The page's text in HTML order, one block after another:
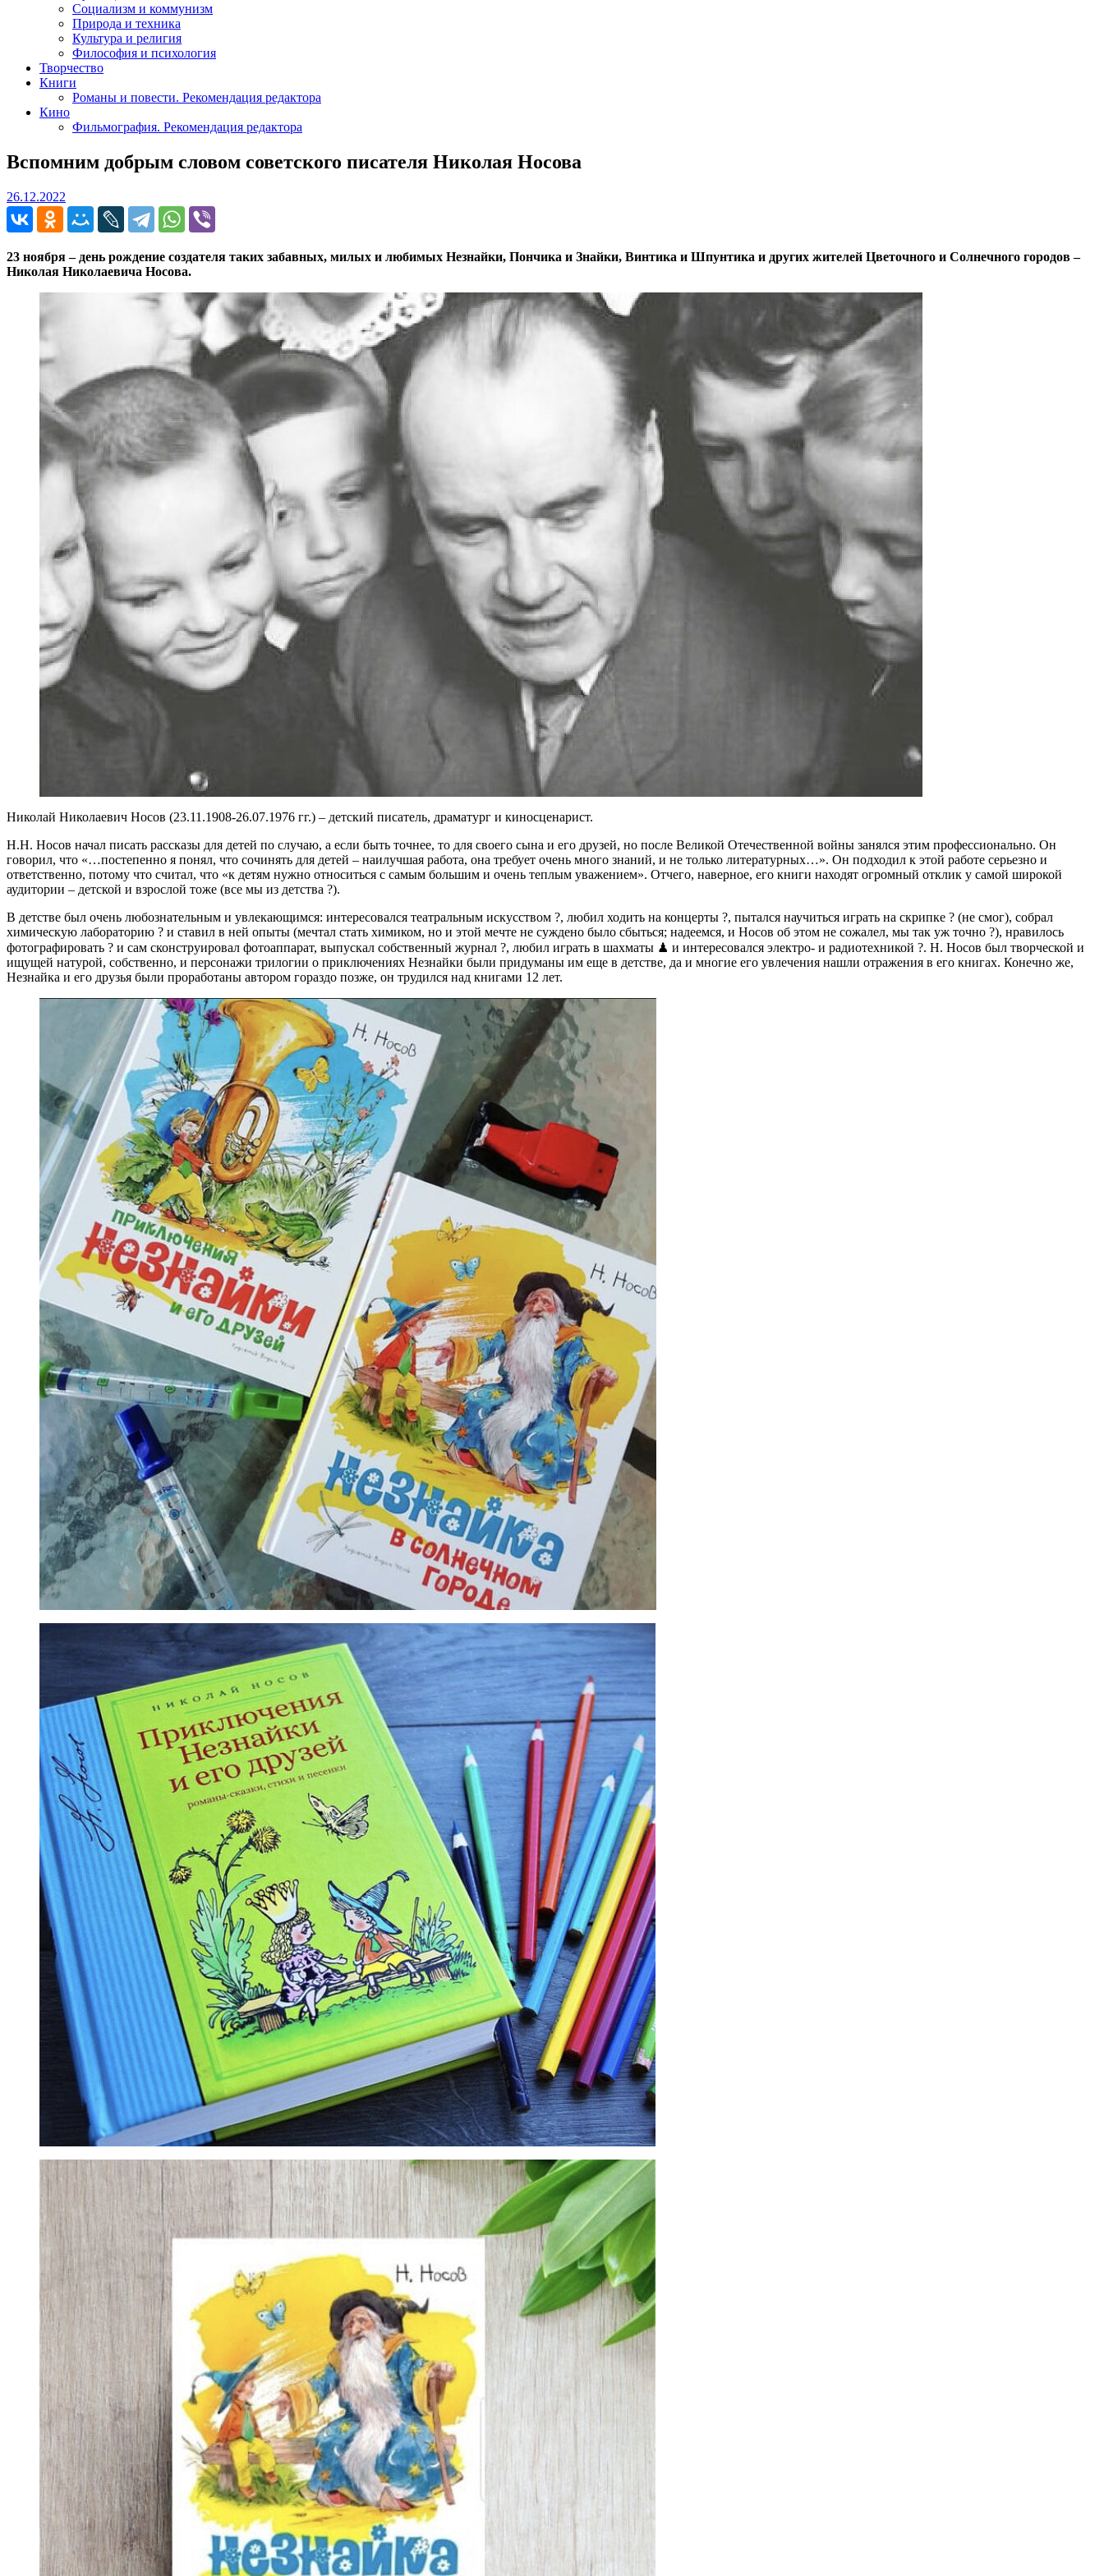
Социализм и коммунизм
Природа и техника
Культура и религия
Философия и психология
Творчество
Книги
Романы и повести. Рекомендация редактора
Кино
Фильмография. Рекомендация редактора
Вспомним добрым словом советского писателя Николая Носова
26.12.2022
23 ноября – день рождение создателя таких забавных, милых и любимых Незнайки, Пончика и Знайки, Винтика и Шпунтика и других жителей Цветочного и Солнечного городов –
Николая Николаевича Носова.
Николай Николаевич Носов (23.11.1908-26.07.1976 гг.) – детский писатель, драматург и киносценарист.
Н.Н. Носов начал писать рассказы для детей по случаю, а если быть точнее, то для своего сына и его друзей, но после Великой Отечественной войны занялся этим профессионально. Он
говорил, что «…постепенно я понял, что сочинять для детей – наилучшая работа, она требует очень много знаний, и не только литературных…». Он подходил к этой работе серьезно и
ответственно, потому что считал, что «к детям нужно относиться с самым большим и очень теплым уважением». Отчего, наверное, его книги находят огромный отклик у самой широкой
аудитории – детской и взрослой тоже (все мы из детства ?).
В детстве был очень любознательным и увлекающимся: интересовался театральным искусством ?, любил ходить на концерты ?, пытался научиться играть на скрипке ? (не смог), собрал
химическую лабораторию ? и ставил в ней опыты (мечтал стать химиком, но и этой мечте не суждено было сбыться; надеемся, и Носов об этом не сожалел, мы так уж точно ?), нравилось
фотографировать ? и сам сконструировал фотоаппарат, выпускал собственный журнал ?, любил играть в шахматы ♟ и интересовался электро- и радиотехникой ?. Н. Носов был творческой и
ищущей натурой, собственно, и персонажи трилогии о приключениях Незнайки были придуманы им еще в детстве, да и многие его увлечения нашли отражения в его книгах. Конечно же,
Незнайка и его друзья были проработаны автором гораздо позже, он трудился над книгами 12 лет.